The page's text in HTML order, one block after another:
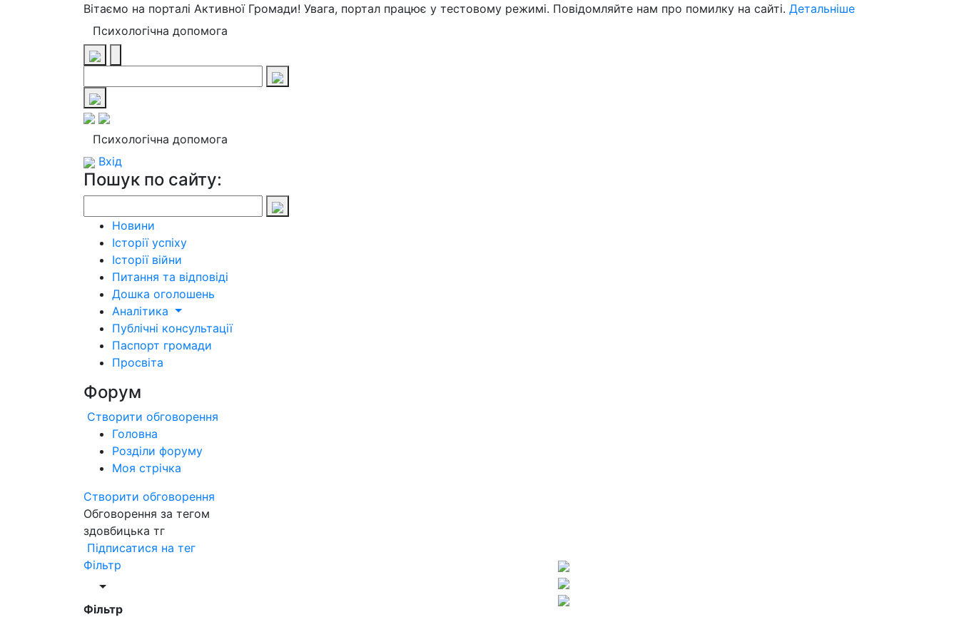
Вітаємо на порталі Активної Громади! Увага, портал працює у тестовому режимі. Повідомляйте нам про помилку на сайті. Детальніше
Психологічна допомога
Психологічна допомога
Вхід
Пошук по сайту:
Новини
Історії успіху
Історії війни
Питання та відповіді
Дошка оголошень
Аналітика
Публічні консультації
Паспорт громади
Просвіта
Форум
Створити обговорення
Головна
Розділи форуму
Моя стрічка
Створити обговорення
Обговорення за тегом
здовбицька тг
Підписатися на тег
Фільтр
Фільтр